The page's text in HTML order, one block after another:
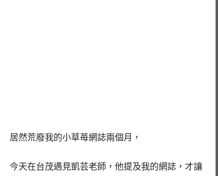
居然荒廢我的小草苺網誌兩個月，
今天在台茂遇見凱芸老師，他提及我的網誌，才讓